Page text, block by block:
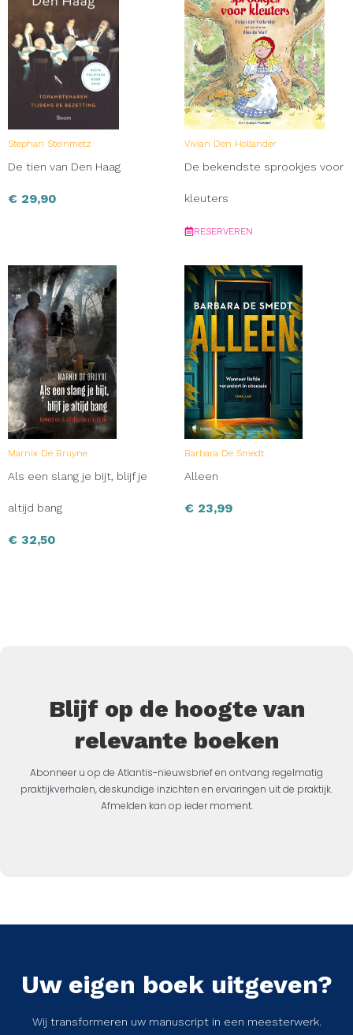
Stephan Steinmetz
De tien van Den Haag
€ 29,90
Vivian Den Hollander
De bekendste sprookjes voor
kleuters
RESERVEREN
Marnix De Bruyne
Als een slang je bijt, blijf je
altijd bang
€ 32,50
Barbara De Smedt
Alleen
€ 23,99
Blijf op de hoogte van
relevante boeken
Abonneer u op de Atlantis-nieuwsbrief en ontvang regelmatig
praktijkverhalen, deskundige inzichten en ervaringen uit de praktijk.
Afmelden kan op ieder moment.
Uw eigen boek uitgeven?
Wij transformeren uw manuscript in een meesterwerk.